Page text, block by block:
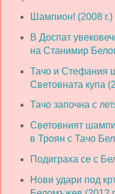
Шампион! (2008 г.)
В Доспат
на Станимир
Тачо и Стефания
Световната купа
Тачо започна с
Световният
в Троян с Тачо
Подиграха се с
Нови удари под